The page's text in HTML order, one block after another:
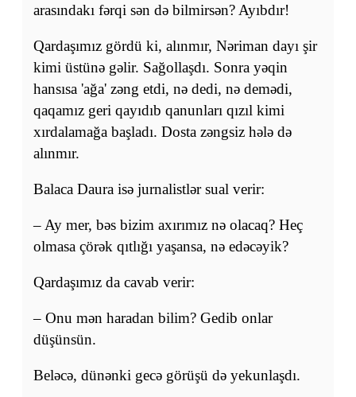
arasındakı fərqi sən də bilmirsən? Ayıbdır!
Qardaşımız gördü ki, alınmır, Nəriman dayı şir
kimi üstünə gəlir. Sağollaşdı. Sonra yəqin
hansısa 'ağa' zəng etdi, nə dedi, nə demədi,
qaqamız geri qayıdıb qanunları qızıl kimi
xırdalamağa başladı. Dosta zəngsiz hələ də
alınmır.
Balaca Daura isə jurnalistlər sual verir:
– Ay mer, bəs bizim axırımız nə olacaq? Heç
olmasa çörək qıtlığı yaşansa, nə edəcəyik?
Qardaşımız da cavab verir:
– Onu mən haradan bilim? Gedib onlar
düşünsün.
Beləcə, dünənki gecə görüşü də yekunlaşdı.